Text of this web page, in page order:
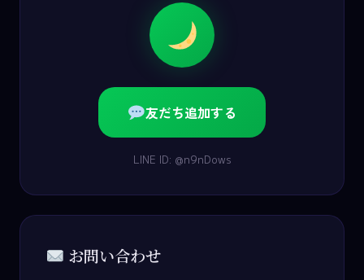
友だち追加する
LINE ID: @n9nDows
お問い合わせ